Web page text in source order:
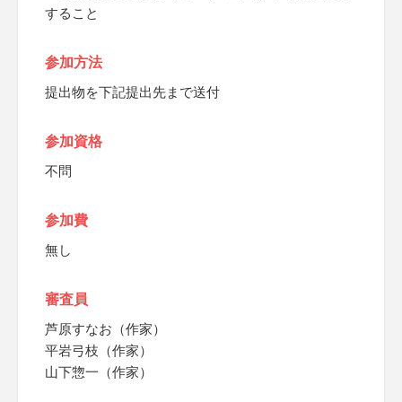
すること
参加方法
提出物を下記提出先まで送付
参加資格
不問
参加費
無し
審査員
芦原すなお（作家）
平岩弓枝（作家）
山下惣一（作家）